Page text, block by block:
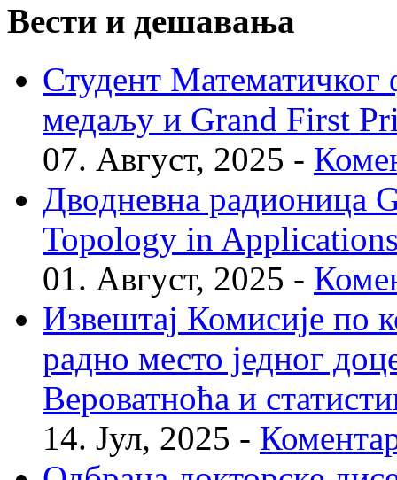
Вести и дешавања
Студент Математичког
медаљу и Grand First
07. Август, 2025 -
Дводневна радионица
Topology in
01. Август, 2025 -
Извештај Комисије по
радно место једног
Вероватноћа и
14. Јул, 2025 -